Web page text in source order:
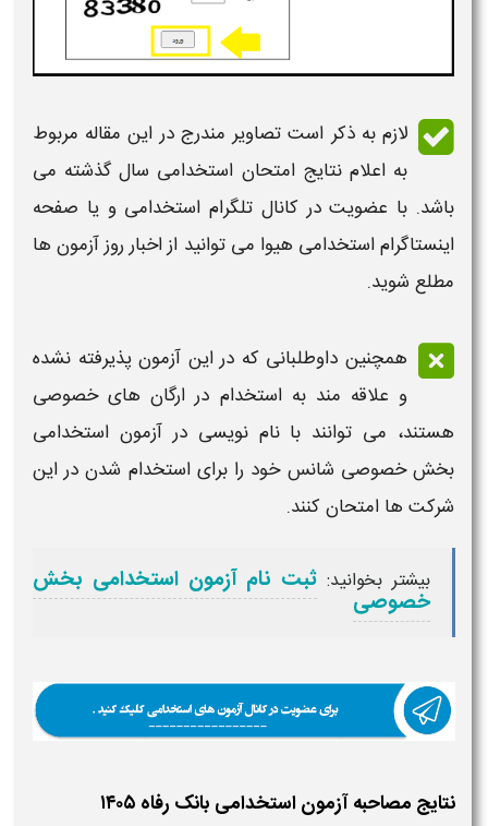
لازم به ذکر است تصاویر مندرج در این مقاله مربوط
بهاعلام نتایج امتحان استخدامی سال گذشته می
باشد. با عضویت در کانال تلگرام استخدامیو یا صفحه
اینستاگراماستخدامی هیوا می توانید از اخبار روزآزمون ها
مطلع شوید.
همچنین داوطلبانی که در این آزمونپذیرفته نشده
و علاقه مند بهاستخدام در ارگان های خصوصی
هستند، می توانند با نام نویسی درآزمون استخدامی
بخش خصوصی شانس خود را برایاستخدام شدن در این
شرکت ها امتحان کنند.
بیشتر بخوانید: ثبت نام آزمون استخدامی بخش
خصوصی
نتایج مصاحبه آزمون استخدامی بانک رفاه ۱۴۰۵